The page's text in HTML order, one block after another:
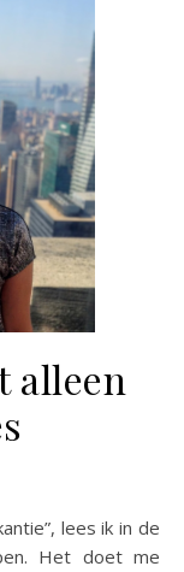
alleen
Het doet me